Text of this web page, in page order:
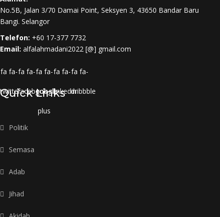
No.5B, Jalan 3/70 Damai Point, Seksyen 3, 43650 Bandar Baru
Bangi. Selangor
Telefon: +60 17-377 7732
Email: alfalahmadani2022 [@] gmail.com
fa fa-
twitter
fa fa-
facebook
fa fa-
google-
plus
fa fa-
linkedin
fa fa-
dribbble
Quick Links
Politik
Semasa
Adab
Jihad